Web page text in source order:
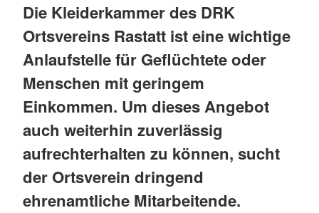
Die Kleiderkammer des DRK
Ortsvereins Rastatt ist eine wichtige
Anlaufstelle für Geflüchtete oder
Menschen mit geringem
Einkommen. Um dieses Angebot
auch weiterhin zuverlässig
aufrechterhalten zu können, sucht
der Ortsverein dringend
ehrenamtliche Mitarbeitende.